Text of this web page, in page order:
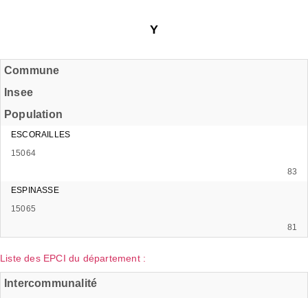
Y
Commune
Insee
Population
ESCORAILLES
15064
83
ESPINASSE
15065
81
Liste des EPCI du département :
Intercommunalité